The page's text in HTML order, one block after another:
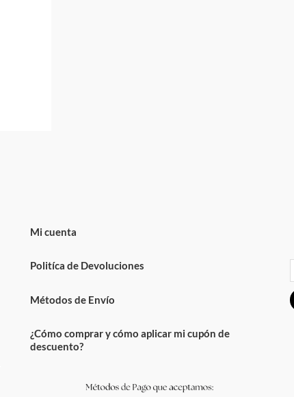
Mi cuenta
Politíca de Devoluciones
Métodos de Envío
¿Cómo comprar y cómo aplicar mi cupón de
descuento?